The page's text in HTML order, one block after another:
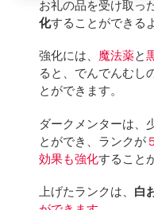
お礼の品を受け取っ
化することができる
強化には、 魔法薬と
ると、でんでんむし
とができます。
ダークメンターは、
とができ、ランクが
効果も強化すること
上げたランクは、 白